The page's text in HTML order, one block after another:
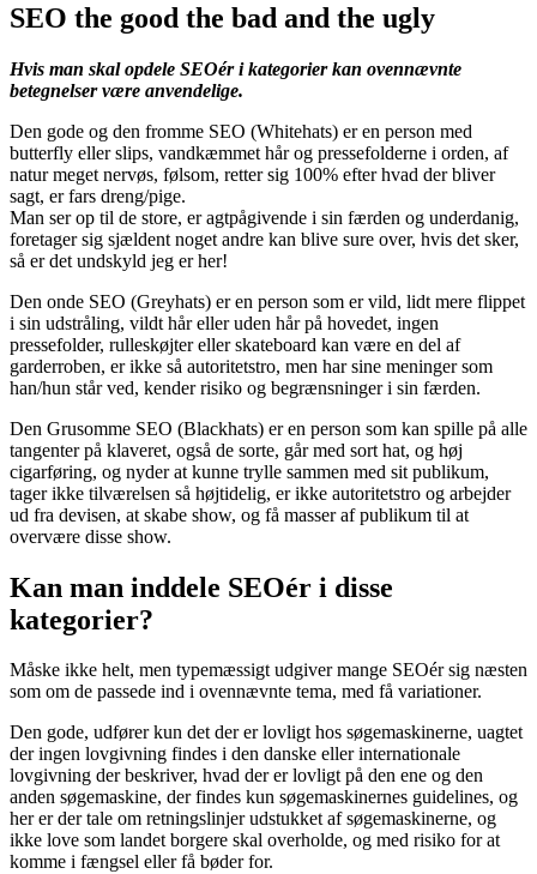
SEO the good the bad and the ugly
Hvis man skal opdele SEOér i kategorier kan ovennævnte
betegnelser være anvendelige.
Den gode og den fromme SEO (Whitehats) er en person med
butterfly eller slips, vandkæmmet hår og pressefolderne i orden, af
natur meget nervøs, følsom, retter sig 100% efter hvad der bliver
sagt, er fars dreng/pige.
Man ser op til de store, er agtpågivende i sin færden og underdanig,
foretager sig sjældent noget andre kan blive sure over, hvis det sker,
så er det undskyld jeg er her!
Den onde SEO (Greyhats) er en person som er vild, lidt mere flippet
i sin udstråling, vildt hår eller uden hår på hovedet, ingen
pressefolder, rulleskøjter eller skateboard kan være en del af
garderroben, er ikke så autoritetstro, men har sine meninger som
han/hun står ved, kender risiko og begrænsninger i sin færden.
Den Grusomme SEO (Blackhats) er en person som kan spille på alle
tangenter på klaveret, også de sorte, går med sort hat, og høj
cigarføring, og nyder at kunne trylle sammen med sit publikum,
tager ikke tilværelsen så højtidelig, er ikke autoritetstro og arbejder
ud fra devisen, at skabe show, og få masser af publikum til at
overvære disse show.
Kan man inddele SEOér i disse
kategorier?
Måske ikke helt, men typemæssigt udgiver mange SEOér sig næsten
som om de passede ind i ovennævnte tema, med få variationer.
Den gode, udfører kun det der er lovligt hos søgemaskinerne, uagtet
der ingen lovgivning findes i den danske eller internationale
lovgivning der beskriver, hvad der er lovligt på den ene og den
anden søgemaskine, der findes kun søgemaskinernes guidelines, og
her er der tale om retningslinjer udstukket af søgemaskinerne, og
ikke love som landet borgere skal overholde, og med risiko for at
komme i fængsel eller få bøder for.